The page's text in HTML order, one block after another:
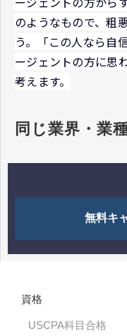
のようなもので、粗
う。「この人なら自
ージェントの方に思
考えます。
同じ業界・業
無料キ
資格
USCPA科目合格